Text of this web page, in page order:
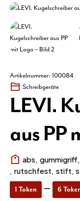
Artikelnummer: 100084
Schreibgeräte
LEVI.
aus PP
abs gummigriff
rutschfest stift
1 Token – 6